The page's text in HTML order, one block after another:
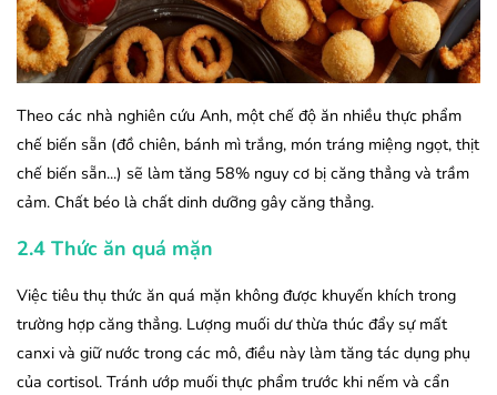
Theo các nhà nghiên cứu Anh, một chế độ ăn nhiều thực phẩm
chế biến sẵn (đồ chiên, bánh mì trắng, món tráng miệng ngọt, thịt
chế biến sẵn...) sẽ làm tăng 58% nguy cơ bị căng thẳng và trầm
cảm. Chất béo là chất dinh dưỡng gây căng thẳng.
2.4 Thức ăn quá mặn
Việc tiêu thụ thức ăn quá mặn không được khuyến khích trong
trường hợp căng thẳng. Lượng muối dư thừa thúc đẩy sự mất
canxi và giữ nước trong các mô, điều này làm tăng tác dụng phụ
của cortisol. Tránh ướp muối thực phẩm trước khi nếm và cẩn